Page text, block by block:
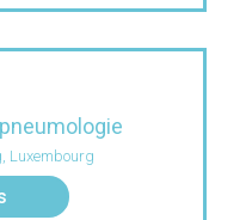
Luxembourg